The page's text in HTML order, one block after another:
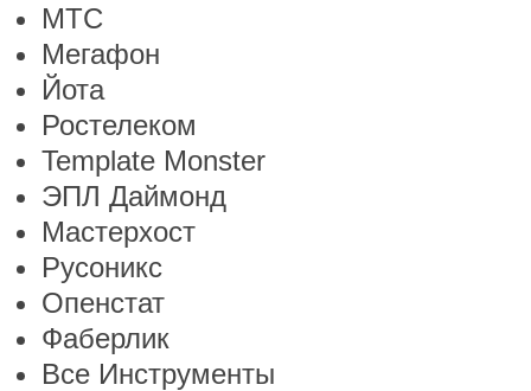
МТС
Мегафон
Йота
Ростелеком
Template Monster
ЭПЛ Даймонд
Мастерхост
Русоникс
Опенстат
Фаберлик
Все Инструменты